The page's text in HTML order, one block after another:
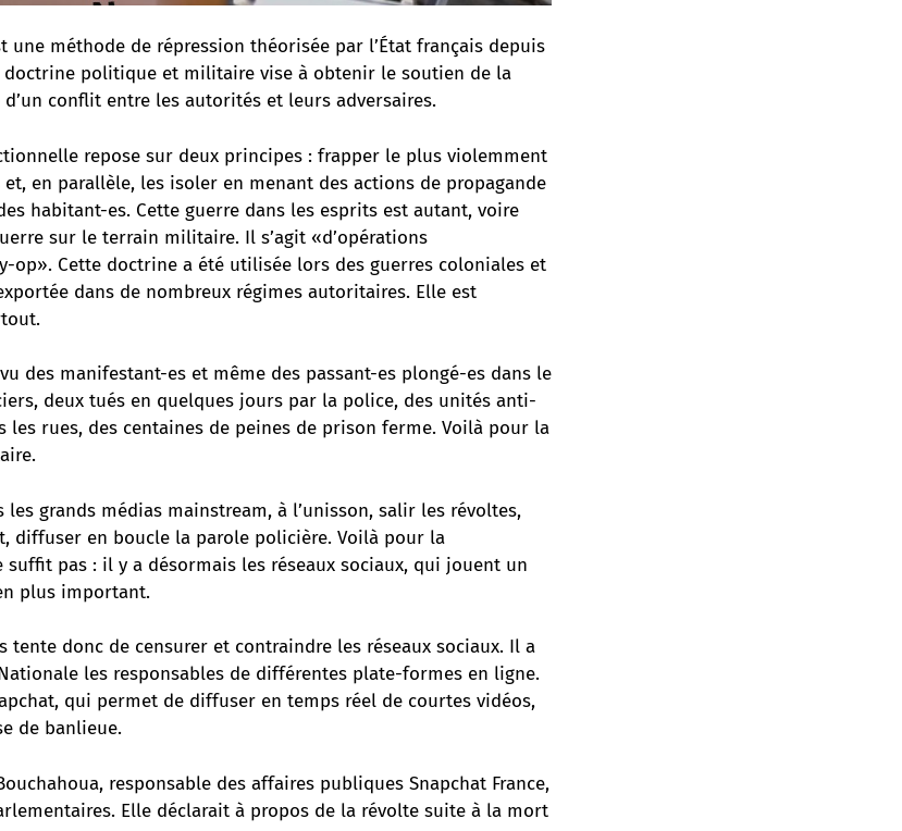
une méthode de répression théorisée par l’État français depuis
doctrine politique et militaire vise à obtenir le soutien de la
conflit entre les autorités et leurs adversaires.
repose sur deux principes : frapper le plus violemment
en parallèle, les isoler en menant des actions de propagande
habitant-es. Cette guerre dans les esprits est autant, voire
sur le terrain militaire. Il s’agit «d’opérations
op». Cette doctrine a été utilisée lors des guerres coloniales et
dans de nombreux régimes autoritaires. Elle est
des manifestant-es et même des passant-es plongé-es dans le
deux tués en quelques jours par la police, des unités anti-
les rues, des centaines de peines de prison ferme. Voilà pour la
les grands médias mainstream, à l’unisson, salir les révoltes,
diffuser en boucle la parole policière. Voilà pour la
suffit pas : il y a désormais les réseaux sociaux, qui jouent un
plus important.
tente donc de censurer et contraindre les réseaux sociaux. Il a
les responsables de différentes plate-formes en ligne.
qui permet de diffuser en temps réel de courtes vidéos,
de banlieue.
responsable des affaires publiques Snapchat France,
Elle déclarait à propos de la révolte suite à la mort